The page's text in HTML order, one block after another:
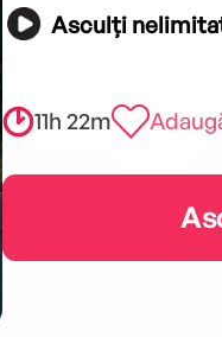
Asculți
11h 22m